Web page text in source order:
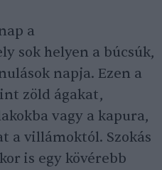
a
sok helyen a búcsúk,
napja. Ezen a
zöld ágakat,
vagy a kapura,
a villámoktól. Szokás
is egy kövérebb